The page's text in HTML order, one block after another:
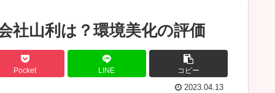
社山利は？環境美化の評価
Pocket LINE コピー
2023.04.13